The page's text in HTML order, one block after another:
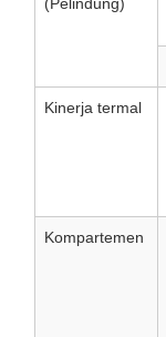
(Pelindung)
Kinerja termal
Kompartemen